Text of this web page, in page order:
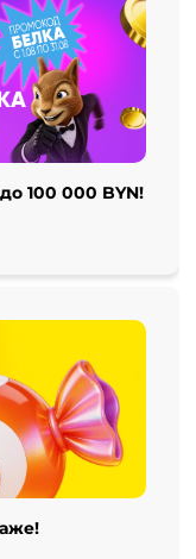
100 000 BYN!